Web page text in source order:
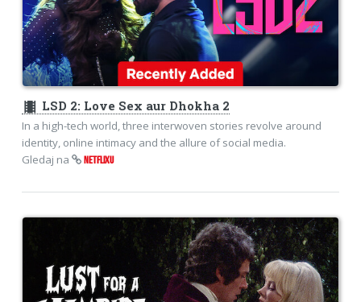
theaters LSD 2: Love Sex aur Dhokha 2
In a high-tech world, three interwoven stories revolve around
identity, online intimacy and the allure of social media.
Gledaj na
NETFLIXU